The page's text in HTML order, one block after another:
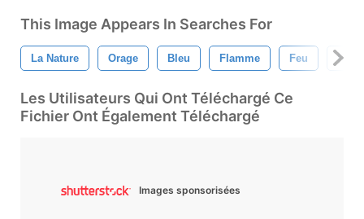
This Image Appears In Searches For
La Nature Orage Bleu Flamme Feu
Les Utilisateurs Qui Ont Téléchargé Ce
Fichier Ont Également Téléchargé
Images sponsorisées